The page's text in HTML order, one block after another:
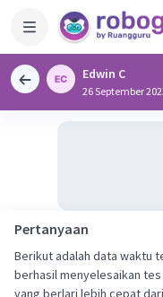
Edwin C
26 September
Pertanyaan
Berikut adalah data waktu
berhasil menyelesaikan
yang berlari lebih cepat dari